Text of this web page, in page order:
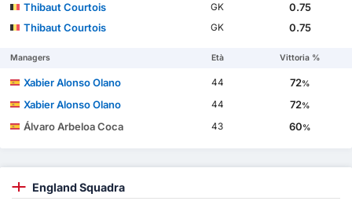
Thibaut Courtois
GK
0.75
Thibaut Courtois
GK 0.75
Managers Età Vittoria %
Xabier Alonso Olano 44 72%
Xabier Alonso Olano 44 72%
Álvaro Arbeloa Coca 43 60%
England Squadra